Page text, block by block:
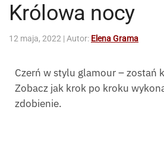
Królowa nocy
12 maja, 2022 | Autor: Elena Grama
Czerń w stylu glamour – zostań
Zobacz jak krok po kroku
zdobienie.